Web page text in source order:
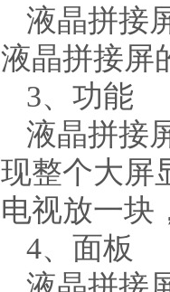
液晶拼接
液晶拼接屏
3、功能
液晶拼接
现整个大屏
电视放一块
4、面板